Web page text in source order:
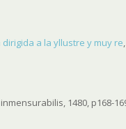
a la yllustre y muy re
1480, p168-